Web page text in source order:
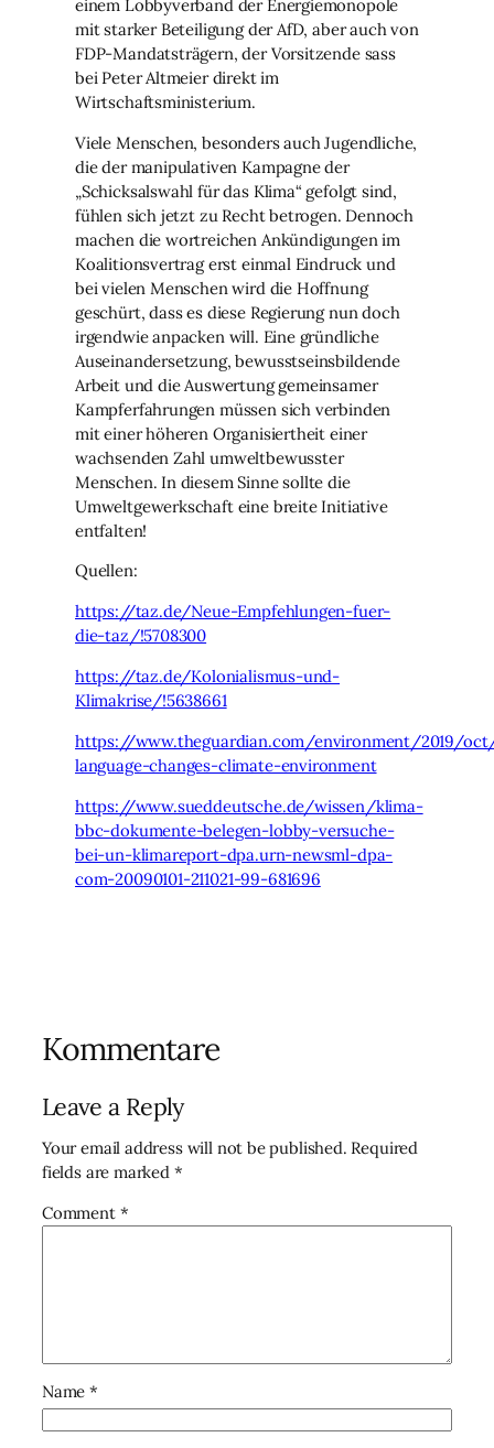
einem Lobbyverband der Energiemonopole
mit starker Beteiligung der AfD, aber auch von
FDP-Mandatsträgern, der Vorsitzende sass
bei Peter Altmeier direkt im
Wirtschaftsministerium.
Viele Menschen, besonders auch Jugendliche,
die der manipulativen Kampagne der
„Schicksalswahl für das Klima“ gefolgt sind,
fühlen sich jetzt zu Recht betrogen. Dennoch
machen die wortreichen Ankündigungen im
Koalitionsvertrag erst einmal Eindruck und
bei vielen Menschen wird die Hoffnung
geschürt, dass es diese Regierung nun doch
irgendwie anpacken will. Eine gründliche
Auseinandersetzung, bewusstseinsbildende
Arbeit und die Auswertung gemeinsamer
Kampferfahrungen müssen sich verbinden
mit einer höheren Organisiertheit einer
wachsenden Zahl umweltbewusster
Menschen. In diesem Sinne sollte die
Umweltgewerkschaft eine breite Initiative
entfalten!
Quellen:
https://taz.de/Neue-Empfehlungen-fuer-
die-taz/!5708300
https://taz.de/Kolonialismus-und-
Klimakrise/!5638661
https://www.theguardian.com/environment/2019/
language-changes-climate-environment
https://www.sueddeutsche.de/wissen/klima-
bbc-dokumente-belegen-lobby-versuche-
bei-un-klimareport-dpa.urn-newsml-dpa-
com-20090101-211021-99-681696
Kommentare
Leave a Reply
Your email address will not be published. Required
fields are marked *
Comment *
Name*